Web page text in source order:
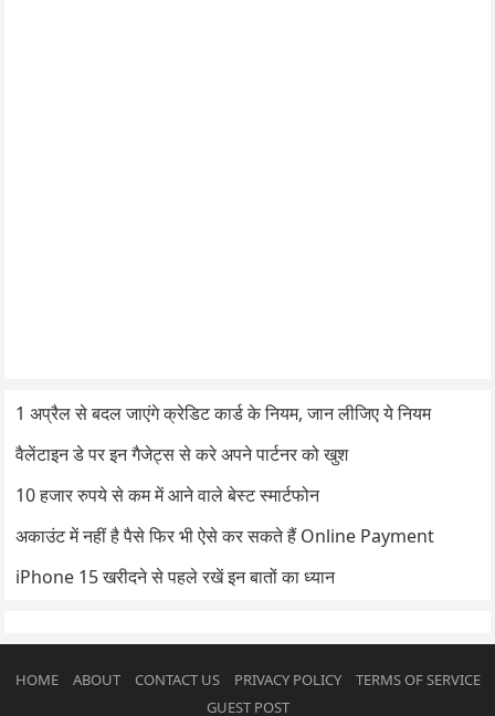
1 अप्रैल से बदल जाएंगे क्रेडिट कार्ड के नियम, जान लीजिए ये नियम
वैलेंटाइन डे पर इन गैजेट्स से करे अपने पार्टनर को खुश
10 हजार रुपये से कम में आने वाले बेस्ट स्मार्टफोन
अकाउंट में नहीं है पैसे फिर भी ऐसे कर सकते हैं Online Payment
iPhone 15 खरीदने से पहले रखें इन बातों का ध्यान
HOME ABOUT CONTACT US PRIVACY POLICY
TERMS OF SERVICE
GUEST POST